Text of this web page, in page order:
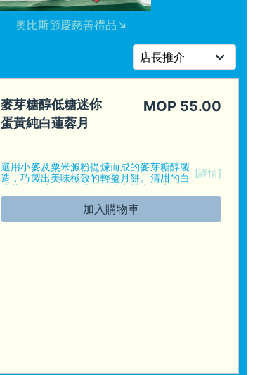
奧比斯節慶慈善禮品
麥芽糖醇低糖迷你
蛋黃純白蓮蓉月
MOP 55.00
選用小麥及粟米澱粉提煉而成的麥芽糖醇製
造，巧製出美味極致的輕盈月餅。清甜的白
蓮蓉，口感細緻軟滑，給大家帶來健康的傳
統滋味！
鐵盒大小: 7.5 X 7.5 X 4(厘米)
[詳情]
加入購物車